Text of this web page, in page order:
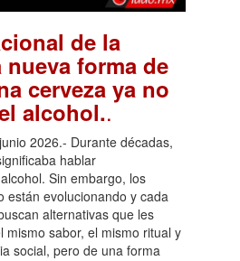
de la
nueva forma de
cerveza ya no
alcohol..
2026.- Durante décadas,
hablar
Sin embargo, los
están evolucionando y cada
alternativas que les
mismo sabor, el mismo ritual y
social, pero de una forma